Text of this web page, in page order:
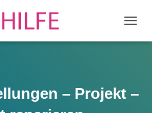
A
T
– Projekt –